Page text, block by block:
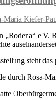
Maria Kiefer-
„Rodena“ e.V.
steht das
durch Rosa-